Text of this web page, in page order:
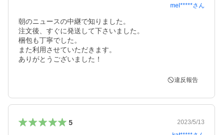
mel*****さん
朝のニュースの中継で知りました。
注文後、すぐに発送して下さいました。
梱包も丁寧でした。
また利用させていただきます。
違反報告
5
2023/5/13